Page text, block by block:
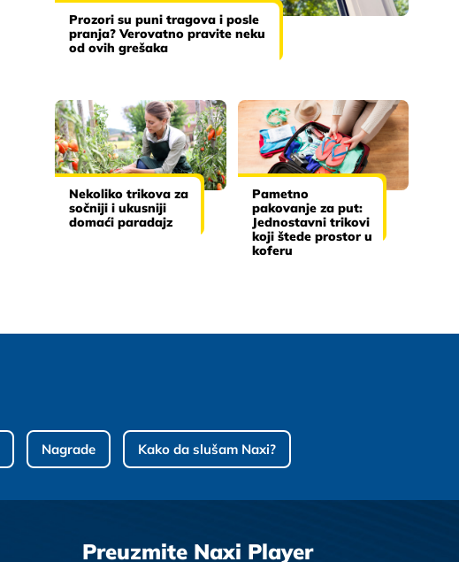
Prozori su puni tragova i posle
pranja? Verovatno pravite neku
od ovih grešaka
Nekoliko trikova za
sočniji i ukusniji
domaći paradajz
Pametno
pakovanje za put:
Jednostavni trikovi
koji štede prostor u
koferu
Nagrade Kako da slušam Naxi?
Preuzmite Naxi Player